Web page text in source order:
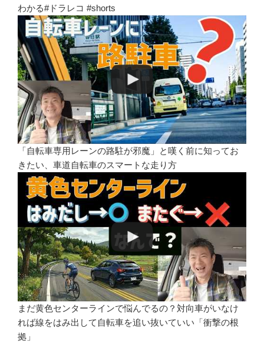
わかる#ドラレコ #shorts
「自転車専用レーンの路駐が邪魔」と嘆く前に知ってお
きたい、車道自転車のスマートな走り方
まだ黄色センターラインで悩んでるの？対向車がいなけ
れば線をはみ出して自転車を追い抜いていい「衝撃の根
拠」